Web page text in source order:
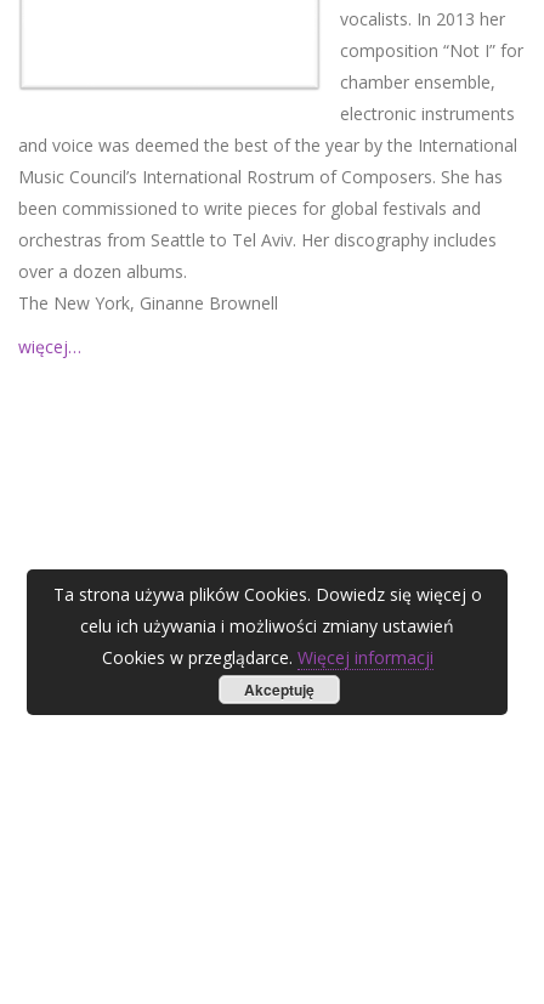
vocalists. In 2013 her
composition “Not I” for
chamber ensemble,
electronic instruments
and voice was deemed the best of the year by the International
Music Council’s International Rostrum of Composers. She has
been commissioned to write pieces for global festivals and
orchestras from Seattle to Tel Aviv. Her discography includes
over a dozen albums.
The New York, Ginanne Brownell
więcej…
Ta strona używa plików Cookies. Dowiedz się więcej o
celu ich używania i możliwości zmiany ustawień
Cookies w przeglądarce. Więcej informacji
Akceptuję